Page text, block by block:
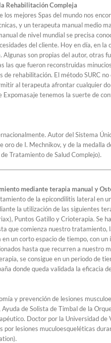
Rehabilitación Compleja
los mejores Spas del mundo nos
y un terapeuta manual medio
de nivel mundial se precisa
del cliente. Hoy en día, en
Algunas son propias del autor, otras
las que fueron reconstruidas
rehabilitación. El método SURC
al terapeuta afrontar cualquier
Expomasaje tenemos la suerte de
Autor del Sistema
oro de I. Mechnikov, y de la medalla
Tratamiento de Salud Complejo).
mediante terapia manual y
de la epicondilitis lateral en
la utilización de las siguientes
Puntos Gatillo y Crioterapia. Se
que comienza nuestro tratamiento,
un corto espacio de tiempo, con
hasta que recurren a nuestro
se consigue en un periodo de
donde queda validada la eficacia
y prevención de lesiones
de Solista de Timbal de la
Doctor por la Universidad de
por lesiones muculoesqueléticas